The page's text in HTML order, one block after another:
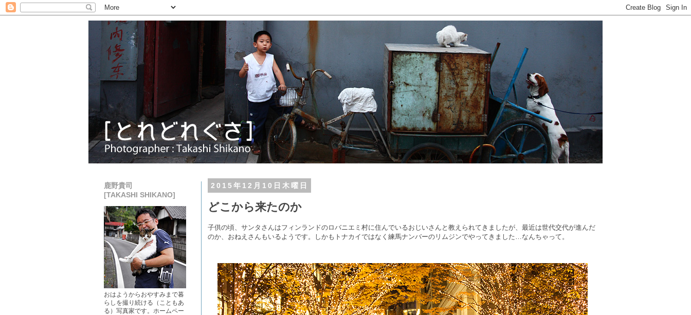
2015年12月10日木曜日
どこから来たのか
子供の頃、サンタさんはフィンランドのロバニエミ村に住んでいるおじいさんと教えられてきましたが、最近は世代交代が進んだ
のか、おねえさんもいるようです。しかもトナカイではなく練馬ナンバーのリムジンでやってきました…なんちゃって。
鹿野貴司
[TAKASHI SHIKANO]
おはようからおやすみまで暮
らしを撮り続ける（こともあ
る）写真家です。ホームペー